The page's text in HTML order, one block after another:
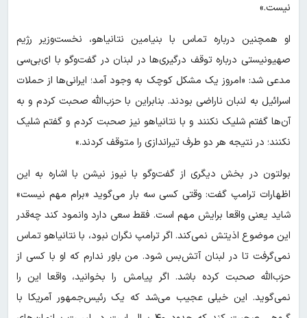
نیست.»
او همچنین درباره تماس با بنیامین نتانیاهو، نخست‌وزیر رژیم
صهیونیستی درباره توقف درگیری‌ها در لبنان در گفت‌وگو با ای‌بی‌سی
مدعی شد: «امروز یک مشکل کوچک به وجود آمد؛ ایرانی‌ها از حملات
اسرائیل به لنبان ناراضی بودند. بنابراین با حزب‌الله صحبت کردم و به
آن‌ها گفتم شلیک نکنند و با نتانیاهو نیز صحبت کردم و گفتم شلیک
نکنند؛ در نتیجه هر دو طرف تیراندازی را متوقف کردند.»
بولتون در بخش دیگری از گفت‌وگو با نیوز نیشن با اشاره به این
اظهارات ترامپ گفت: وقتی کسی سه بار می‌گوید «برام مهم نیست»
شاید یعنی واقعا برایش مهم است. فقط سعی دارد وانمود کند چه‌قدر
این موضوع اذیتش نمی‌کند. اگر ترامپ نگران نبود، با نتانیاهو تماس
نمی‌گرفت تا در لبنان آتش‌بس شود. من باور ندارم که او با کسی از
حزب‌الله صحبت کرده باشد. اگر پیامش را بخوانید، واقعا این را
نمی‌گوید. این خیلی عجیب می‌شد که یک رئیس‌جمهور آمریکا با